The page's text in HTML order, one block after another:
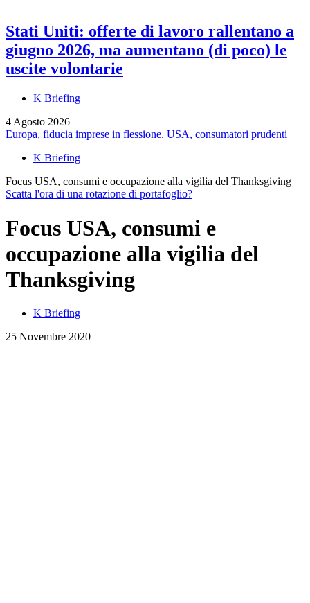
Stati Uniti: offerte di lavoro rallentano a
giugno 2026, ma aumentano (di poco) le
uscite volontarie
K Briefing
4 Agosto 2026
Europa, fiducia imprese in flessione. USA, consumatori prudenti
K Briefing
Focus USA, consumi e occupazione alla vigilia del Thanksgiving
Scatta l'ora di una rotazione di portafoglio?
Focus USA, consumi e
occupazione alla vigilia del
Thanksgiving
K Briefing
25 Novembre 2020